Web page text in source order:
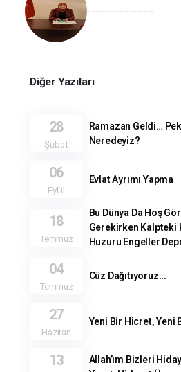
Diğer Yazıları
28
Şubat
Ramazan Geldi…
Neredeyiz?
06
Eylül
Evlat Ayrımı Yapma
18
Temmuz
Bu Dünya Da Hoş
Gerekirken Kalpteki
Huzuru Engeller
04
Temmuz
Cüz Dağıtıyoruz...
27
Haziran
Yeni Bir Hicret, Yeni
13
Allah’ım Bizleri